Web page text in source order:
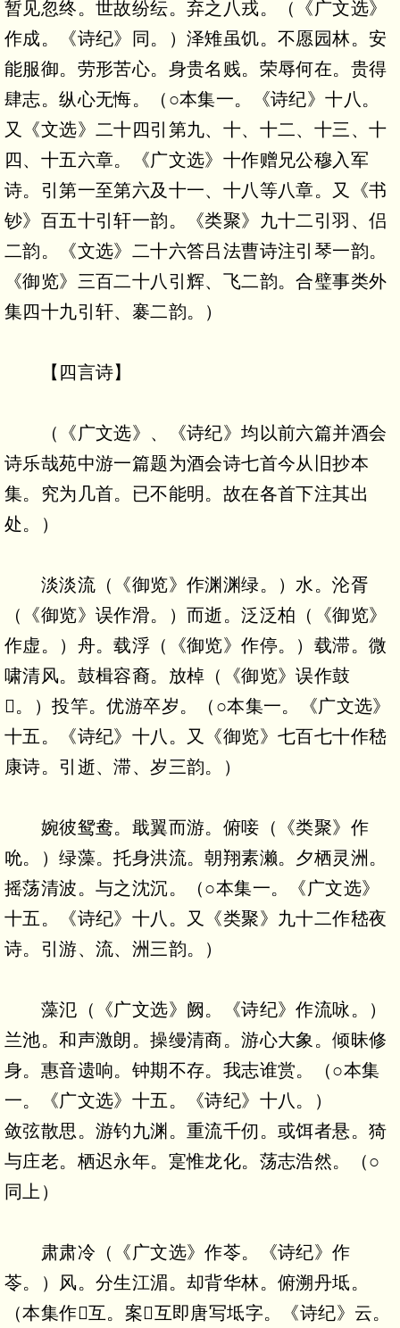
暂见忽终。世故纷纭。弃之八戎。（《广文选》
作成。《诗纪》同。）泽雉虽饥。不愿园林。安
能服御。劳形苦心。身贵名贱。荣辱何在。贵得
肆志。纵心无悔。（○本集一。《诗纪》十八。
又《文选》二十四引第九、十、十二、十三、十
四、十五六章。《广文选》十作赠兄公穆入军
诗。引第一至第六及十一、十八等八章。又《书
钞》百五十引轩一韵。《类聚》九十二引羽、侣
二韵。《文选》二十六答吕法曹诗注引琴一韵。
《御览》三百二十八引辉、飞二韵。合璧事类外
集四十九引轩、褰二韵。）
【四言诗】
（《广文选》、《诗纪》均以前六篇并酒会
诗乐哉苑中游一篇题为酒会诗七首今从旧抄本
集。究为几首。已不能明。故在各首下注其出
处。）
淡淡流（《御览》作渊渊绿。）水。沦胥
（《御览》误作滑。）而逝。泛泛柏（《御览》
作虚。）舟。载浮（《御览》作停。）载滞。微
啸清风。鼓楫容裔。放棹（《御览》误作鼓
。）投竿。优游卒岁。（○本集一。《广文选》
十五。《诗纪》十八。又《御览》七百七十作嵇
康诗。引逝、滞、岁三韵。）
婉彼鸳鸯。戢翼而游。俯唼（《类聚》作
吮。）绿藻。托身洪流。朝翔素濑。夕栖灵洲。
摇荡清波。与之沈沉。（○本集一。《广文选》
十五。《诗纪》十八。又《类聚》九十二作嵇夜
诗。引游、流、洲三韵。）
藻氾（《广文选》阙。《诗纪》作流咏。）
兰池。和声激朗。操缦清商。游心大象。倾昧修
身。惠音遗响。钟期不存。我志谁赏。（○本集
一。《广文选》十五。《诗纪》十八。）
敛弦散思。游钓九渊。重流千仞。或饵者悬。猗
与庄老。栖迟永年。寔惟龙化。荡志浩然。（○
同上）
肃肃冷（《广文选》作苓。《诗纪》作
苓。）风。分生江湄。却背华林。俯溯丹坻。
（本集作互。案互即唐写坻字。《诗纪》云。